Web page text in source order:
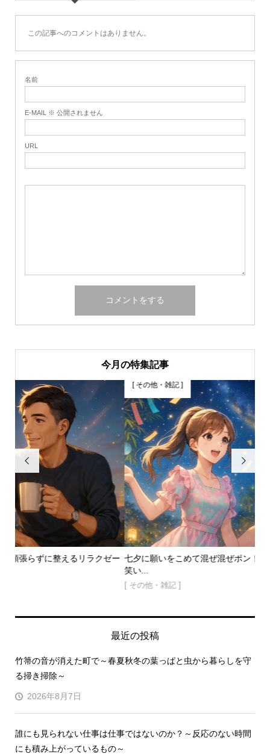
この記事へのコメントはありません。
名前
E-MAIL ※ 公開されません
URL
今月の特集記事

ゼー 七夕に願いをこめて混ぜ混ぜポン！２４の記念日が奏でる恋と
[ その他・雑記 ]

最近の投稿
竹箒の音が消えた町で～春夏秋冬の葉っぱと虫から暮らしを守
る掃き掃除～
2026年8月7日
誰にも見られない仕事は仕事ではないのか？～反応のない時間
にも積み上がっているもの～